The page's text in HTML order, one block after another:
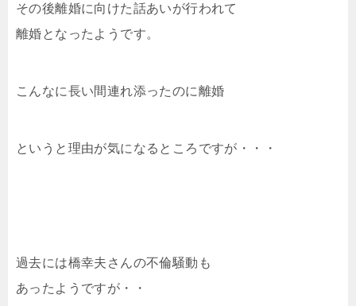
その後離婚に向けた話あいが行われて
離婚となったようです。
こんなに長い間連れ添ったのに離婚
というと理由が気になるところですが・・・
過去には橋幸夫さんの不倫騒動も
あったようですが・・